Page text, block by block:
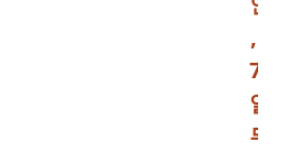
,
7
일
무